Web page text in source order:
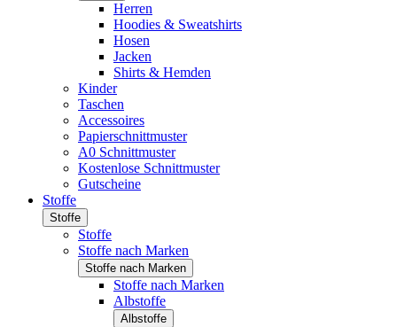
Herren
Hoodies & Sweatshirts
Hosen
Jacken
Shirts & Hemden
Kinder
Taschen
Accessoires
Papierschnittmuster
A0 Schnittmuster
Kostenlose Schnittmuster
Gutscheine
Stoffe
Stoffe
Stoffe
Stoffe nach Marken
Stoffe nach Marken
Stoffe nach Marken
Albstoffe
Albstoffe